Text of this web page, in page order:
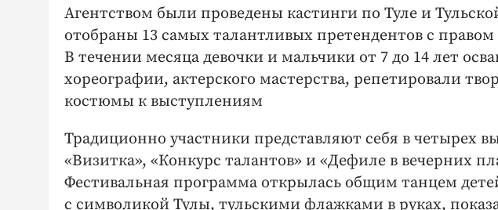
Агентством были проведены кастинги по Туле и
отобраны 13 самых талантливых претендентов с
В течении месяца девочки и мальчики от 7 до 14 лет
хореографии, актерского мастерства, репетировали
костюмы к выступлениям
Традиционно участники представляют себя в четырех
«Визитка», «Конкурс талантов» и «Дефиле в вечерних
Фестивальная программа открылась общим танцем
с символикой Тулы, тульскими флажками в руках,